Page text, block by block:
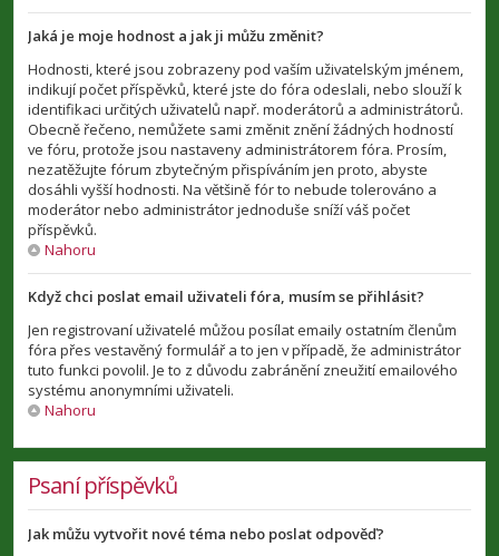
Jaká je moje hodnost a jak ji můžu změnit?
Hodnosti, které jsou zobrazeny pod vaším uživatelským jménem,
indikují počet příspěvků, které jste do fóra odeslali, nebo slouží k
identifikaci určitých uživatelů např. moderátorů a administrátorů.
Obecně řečeno, nemůžete sami změnit znění žádných hodností
ve fóru, protože jsou nastaveny administrátorem fóra. Prosím,
nezatěžujte fórum zbytečným přispíváním jen proto, abyste
dosáhli vyšší hodnosti. Na většině fór to nebude tolerováno a
moderátor nebo administrátor jednoduše sníží váš počet
příspěvků.
Nahoru
Když chci poslat email uživateli fóra, musím se přihlásit?
Jen registrovaní uživatelé můžou posílat emaily ostatním členům
fóra přes vestavěný formulář a to jen v případě, že administrátor
tuto funkci povolil. Je to z důvodu zabránění zneužití emailového
systému anonymními uživateli.
Nahoru
Psaní příspěvků
Jak můžu vytvořit nové téma nebo poslat odpověď?